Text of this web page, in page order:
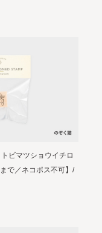
ビマツショウイチロ
で／ネコポス不可】/